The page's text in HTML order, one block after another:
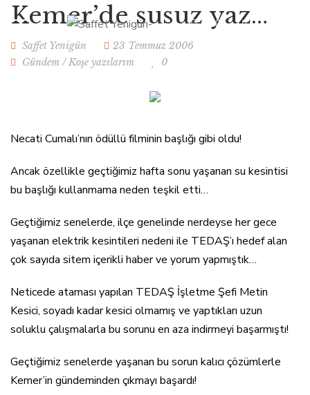
Kemer’de susuz yaz…
Saffet Yenigün
23 Temmuz 2006
Gündem /Koşe yazılarım 0
Necati Cumalı’nın ödüllü filminin başlığı gibi oldu!
Ancak özellikle geçtiğimiz hafta sonu yaşanan su kesintisi
bu başlığı kullanmama neden teşkil etti…
Geçtiğimiz senelerde, ilçe genelinde nerdeyse her gece
yaşanan elektrik kesintileri nedeni ile TEDAŞ’ı hedef alan
çok sayıda sitem içerikli haber ve yorum yapmıştık…
Neticede ataması yapılan TEDAŞ İşletme Şefi Metin
Kesici, soyadı kadar kesici olmamış ve yaptıkları uzun
soluklu çalışmalarla bu sorunu en aza indirmeyi başarmıştı!
Geçtiğimiz senelerde yaşanan bu sorun kalıcı çözümlerle
Kemer’in gündeminden çıkmayı başardı!